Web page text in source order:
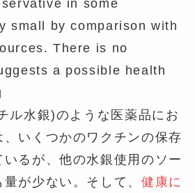
in some
small by comparison with
There is no
a possible health
ル水銀)のような医薬品にお
いくつかのワクチンの保存
るが、他の水銀使用のソー
が少ない。そして、 健康に